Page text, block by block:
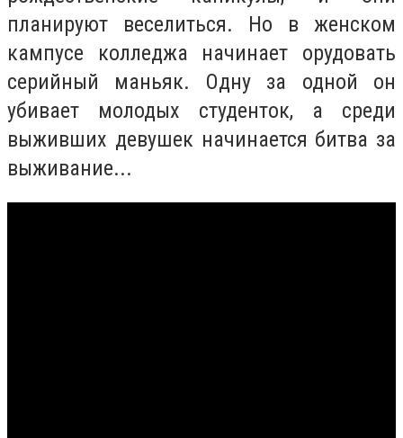
планируют веселиться. Но в женском
кампусе колледжа начинает орудовать
серийный маньяк. Одну за одной он
убивает молодых студенток, а среди
выживших девушек начинается битва за
выживание...